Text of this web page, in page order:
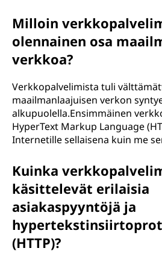
Milloin
olennainen osa
verkkoa?
Verkkopalvelimista tuli
maailmanlaajuisen verkon
alkupuolella.Ensimmäinen
HyperText Markup Language
Internetille sellaisena kuin me
Kuinka
käsittelevät erilaisia
asiakaspyyntöjä ja
(HTTP)?